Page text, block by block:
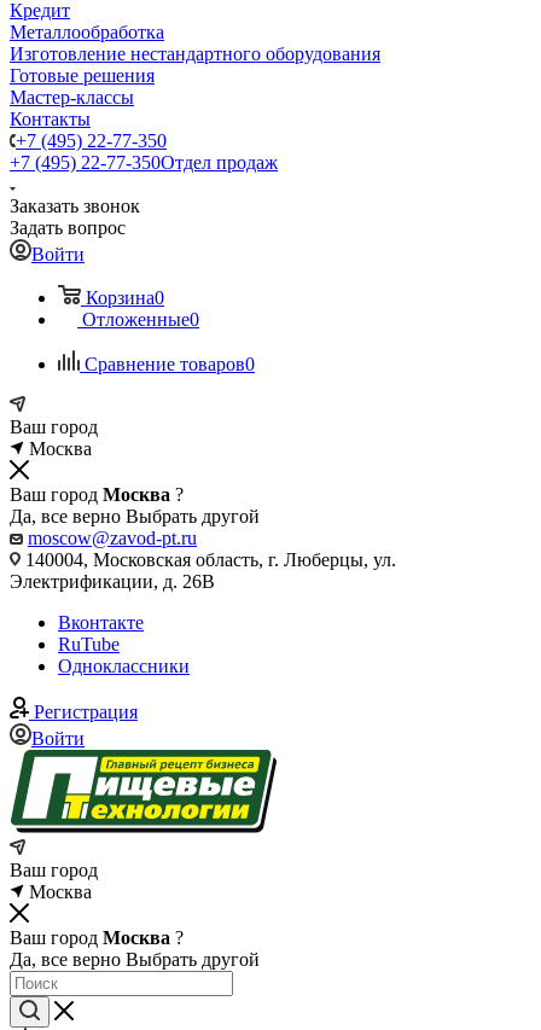
Кредит
Металлообработка
Изготовление нестандартного оборудования
Готовые решения
Мастер-классы
Контакты
+7 (495) 22-77-350
+7 (495) 22-77-350Отдел продаж
Заказать звонок
Задать вопрос
Войти
Корзина0
Отложенные0
Сравнение товаров0
Ваш город
Москва
Ваш город Москва ?
Да, все верно Выбрать другой
moscow@zavod-pt.ru
140004, Московская область, г. Люберцы, ул.
Электрификации, д. 26В
Вконтакте
RuTube
Одноклассники
Регистрация
Войти
Ваш город
Москва
Ваш город Москва ?
Да, все верно Выбрать другой